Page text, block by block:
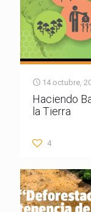
14 octubre,
Haciendo
la Tierra
4